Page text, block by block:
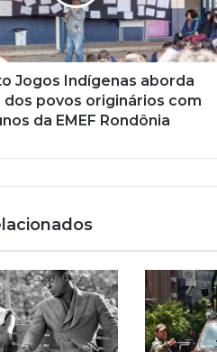
Jogos Indígenas aborda
dos povos originários com
da EMEF Rondônia